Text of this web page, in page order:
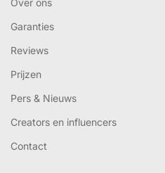
Over ons
Garanties
Reviews
Prijzen
Pers & Nieuws
Creators en influencers
Contact